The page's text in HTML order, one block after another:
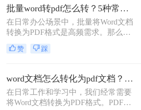
批量word转pdf怎么转？5种常用方法详解！
在日常办公场景中，批量将Word文档
转换为PDF格式是高频需求。那么批
量word转pdf怎么转呢？本文从四种主
流转换方案，适合不同场景和用户需
赞 踩
word文档怎么转化为pdf文档？3 种实用转换方法，完美保留原文档格式！
在日常工作和学习中，我们经常需要
将Word文档转换为PDF格式。PDF文